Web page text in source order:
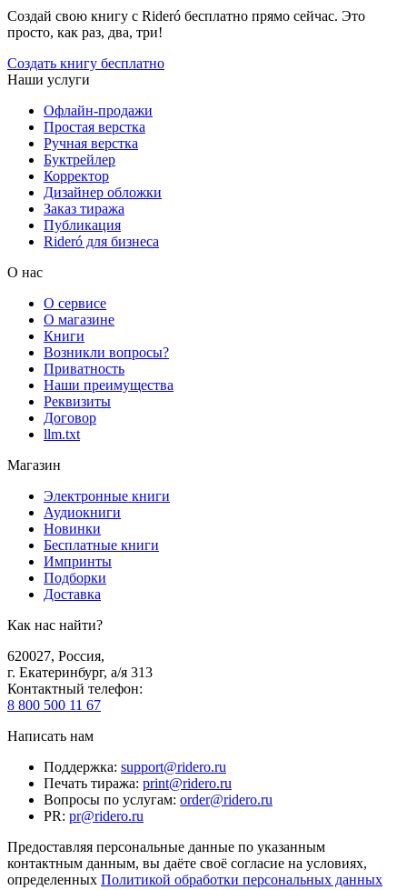
Создай свою книгу с Rideró бесплатно прямо сейчас. Это
просто, как раз, два, три!
Создать книгу бесплатно
Наши услуги
Офлайн-продажи
Простая верстка
Ручная верстка
Буктрейлер
Корректор
Дизайнер обложки
Заказ тиража
Публикация
Rideró для бизнеса
О нас
О сервисе
О магазине
Книги
Возникли вопросы?
Приватность
Наши преимущества
Реквизиты
Договор
llm.txt
Магазин
Электронные книги
Аудиокниги
Новинки
Бесплатные книги
Импринты
Подборки
Доставка
Как нас найти?
620027, Россия,
г. Екатеринбург, а/я 313
Контактный телефон:
8 800 500 11 67
Написать нам
Поддержка: support@ridero.ru
Печать тиража: print@ridero.ru
Вопросы по услугам: order@ridero.ru
PR: pr@ridero.ru
Предоставляя персональные данные по указанным
контактным данным, вы даёте своё согласие на условиях,
определенных Политикой обработки персональных данных